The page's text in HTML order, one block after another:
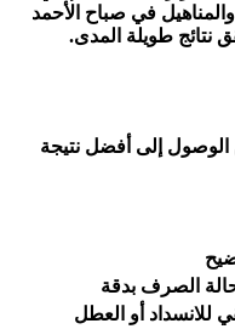
في صباح الأحمد
نتائج طويلة المدى.
إلى أفضل نتيجة
الصرف بدقة
للانسداد أو العطل